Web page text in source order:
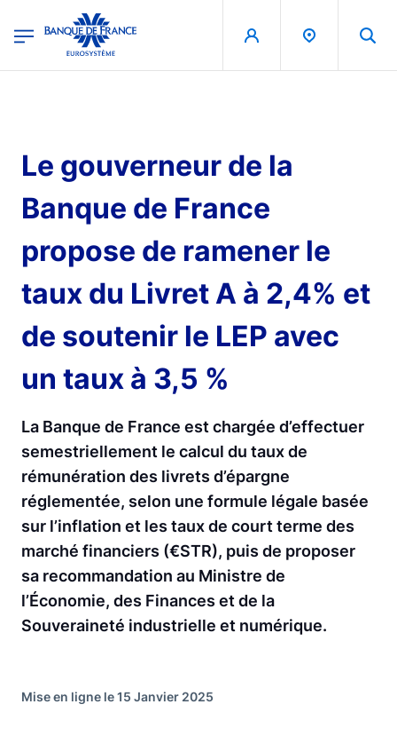
Banque de France - Menu Principal
Le gouverneur de la
Banque de France
propose de ramener le
taux du Livret A à 2,4% et
de soutenir le LEP avec
un taux à 3,5 %
La Banque de France est chargée d’effectuer
semestriellement le calcul du taux de
rémunération des livrets d’épargne
réglementée, selon une formule légale basée
sur l’inflation et les taux de court terme des
marché financiers (€STR), puis de proposer
sa recommandation au Ministre de
l’Économie, des Finances et de la
Souveraineté industrielle et numérique.
Mise en ligne le 15 Janvier 2025